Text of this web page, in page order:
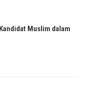
Muslim dalam